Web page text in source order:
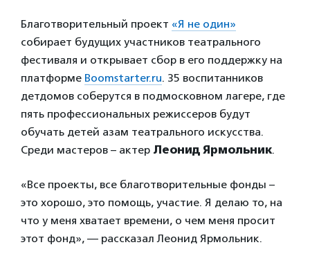
Благотворительный проект «Я не один»
собирает будущих участников театрального
фестиваля и открывает сбор в его поддержку на
платформе Boomstarter.ru. 35 воспитанников
детдомов соберутся в подмосковном лагере, где
пять профессиональных режиссеров будут
обучать детей азам театрального искусства.
Среди мастеров – актер Леонид Ярмольник.
«Все проекты, все благотворительные фонды –
это хорошо, это помощь, участие. Я делаю то, на
что у меня хватает времени, о чем меня просит
этот фонд», — рассказал Леонид Ярмольник.